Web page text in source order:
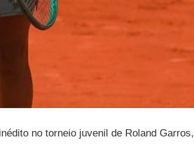
no torneio juvenil de Roland Garros,